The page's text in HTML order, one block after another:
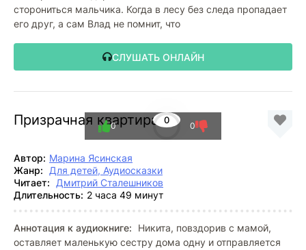
сторониться мальчика. Когда в лесу без следа пропадает
его друг, а сам Влад не помнит, что
СЛУШАТЬ ОНЛАЙН
Призрачная квартира 0
0 0
Автор: Марина Ясинская
Жанр:
Для детей, Аудиосказки
Читает:
Дмитрий Сталешников
Длительность: 2 часа 49 минут
Аннотация к аудиокниге:
Никита, повздорив с мамой,
оставляет маленькую сестру дома одну и отправляется